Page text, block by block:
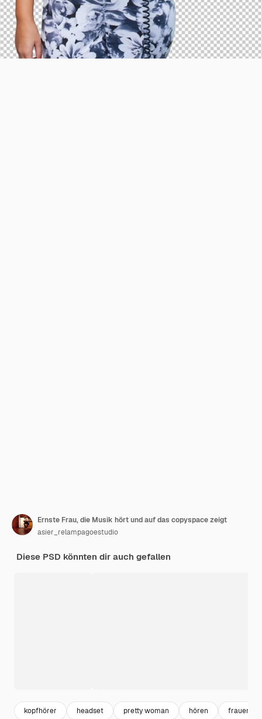
Ernste Frau, die Musik hört und auf das copyspace zeigt
asier_relampagoestudio
Diese PSD könnten dir auch gefallen
kopfhörer headset pretty woman hören frauen